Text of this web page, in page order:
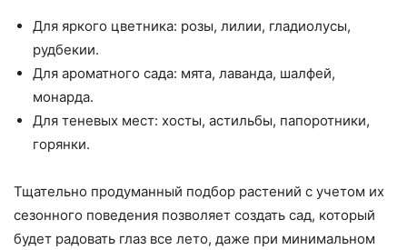
Для яркого цветника: розы, лилии, гладиолусы,
рудбекии.
Для ароматного сада: мята, лаванда, шалфей,
монарда.
Для теневых мест: хосты, астильбы, папоротники,
горянки.
Тщательно продуманный подбор растений с учетом их
сезонного поведения позволяет создать сад, который
будет радовать глаз все лето, даже при минимальном